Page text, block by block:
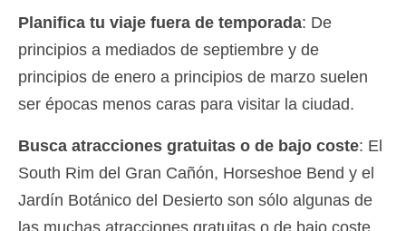
Planifica tu viaje fuera de temporada: De
principios a mediados de septiembre y de
principios de enero a principios de marzo suelen
ser épocas menos caras para visitar la ciudad.
Busca atracciones gratuitas o de bajo coste: El
South Rim del Gran Cañón, Horseshoe Bend y el
Jardín Botánico del Desierto son sólo algunas de
las muchas atracciones gratuitas o de bajo coste